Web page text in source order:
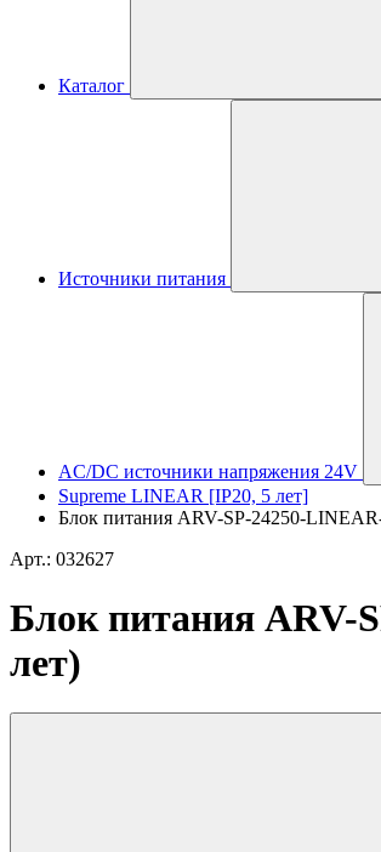
Каталог
Источники питания
AC/DC источники напряжения 24V
Supreme LINEAR [IP20, 5 лет]
Блок питания ARV-SP-24250-
Арт.: 032627
Блок питания ARV-
лет)